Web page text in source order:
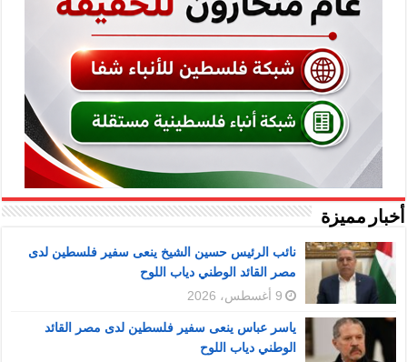
أخبار مميزة
نائب الرئيس حسين الشيخ ينعى سفير فلسطين لدى
مصر القائد الوطني دياب اللوح
9 أغسطس، 2026
ياسر عباس ينعى سفير فلسطين لدى مصر القائد
الوطني دياب اللوح